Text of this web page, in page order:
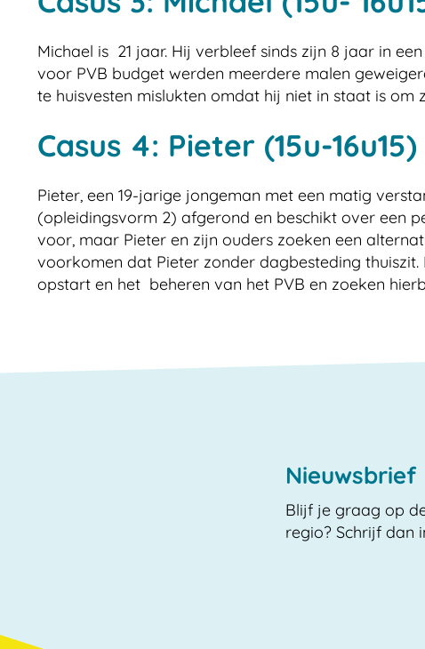
Michael is 21 jaar. Hij verbleef sinds zijn 8 jaar in
voor PVB budget werden meerdere malen
te huisvesten mislukten omdat hij niet in staat is om
Casus 4: Pieter (15u-16u15)
Pieter, een 19-jarige jongeman met een matig
(opleidingsvorm 2) afgerond en beschikt over een
voor, maar Pieter en zijn ouders zoeken een
voorkomen dat Pieter zonder dagbesteding
opstart en het beheren van het PVB en zoeken
Nieuwsbrief
Blijf je graag op
regio? Schrijf dan